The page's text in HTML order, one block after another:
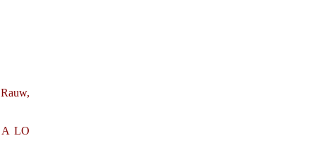
A LO